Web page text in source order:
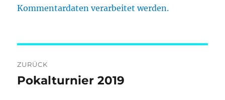
Kommentardaten verarbeitet werden.
ZURÜCK
Vorheriger
Pokalturnier 2019